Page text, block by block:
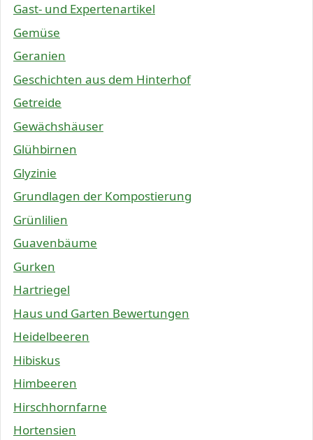
Gast- und Expertenartikel
Gemüse
Geranien
Geschichten aus dem Hinterhof
Getreide
Gewächshäuser
Glühbirnen
Glyzinie
Grundlagen der Kompostierung
Grünlilien
Guavenbäume
Gurken
Hartriegel
Haus und Garten Bewertungen
Heidelbeeren
Hibiskus
Himbeeren
Hirschhornfarne
Hortensien